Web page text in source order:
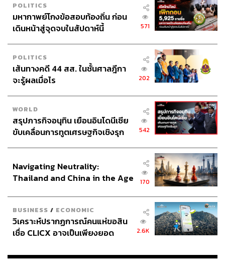
POLITICS
มหากาพย์โกงข้อสอบท้องถิ่น ก่อน
เดินหน้าสู่จุดจบในสัปดาห์นี้
571
POLITICS
เส้นทางคดี 44 สส. ในชั้นศาลฎีกา
จะรู้ผลเมื่อไร
202
WORLD
สรุปภารกิจอนุทิน เยือนอินโดนีเซีย
ขับเคลื่อนการทูตเศรษฐกิจเชิงรุก
542
Navigating Neutrality:
Thailand and China in the Age
170
BUSINESS / ECONOMIC
วิเคราะห์ปรากฏการณ์คนแห่ขอสิน
เชื่อ CLICX อาจเป็นเพียงยอด
เรือนไทยที่ถูกซุกไว้
2.6K